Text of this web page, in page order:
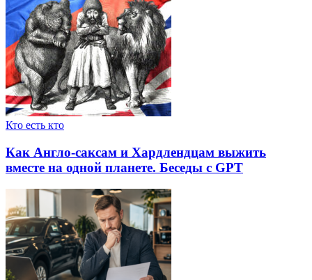
Кто есть кто
Как Англо-саксам и Хардлендцам выжить
вместе на одной планете. Беседы с GPT